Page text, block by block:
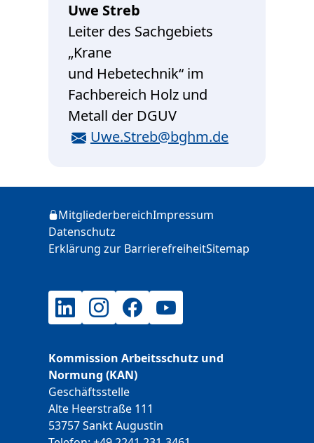
Uwe Streb
Leiter des Sachgebiets
„Krane
und Hebetechnik“ im
Fachbereich Holz und
Metall der DGUV
E-Mail
Uwe.Streb@bghm.de
Login
MitgliederbereichImpressum
Datenschutz
Erklärung zur BarrierefreiheitSitemap
LinkedInInstagramFacebookYouTube
Kommission Arbeitsschutz und
Normung (KAN)
Geschäftsstelle
Alte Heerstraße 111
53757 Sankt Augustin